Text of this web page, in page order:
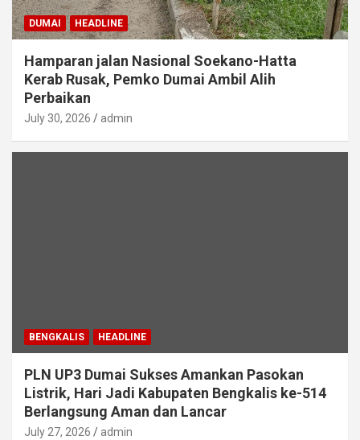
DUMAI HEADLINE
Hamparan jalan Nasional Soekano-Hatta
Kerab Rusak, Pemko Dumai Ambil Alih
Perbaikan
July 30, 2026 admin
BENGKALIS HEADLINE
PLN UP3 Dumai Sukses Amankan Pasokan
Listrik, Hari Jadi Kabupaten Bengkalis ke-514
Berlangsung Aman dan Lancar
July 27, 2026 admin